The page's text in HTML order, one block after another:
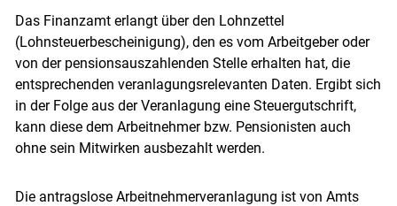
Das Finanzamt erlangt über den Lohnzettel
(Lohnsteuerbescheinigung), den es vom Arbeitgeber oder
von der pensionsauszahlenden Stelle erhalten hat, die
entsprechenden veranlagungsrelevanten Daten. Ergibt sich
in der Folge aus der Veranlagung eine Steuergutschrift,
kann diese dem Arbeitnehmer bzw. Pensionisten auch
ohne sein Mitwirken ausbezahlt werden.
Die antragslose Arbeitnehmerveranlagung ist von Amts